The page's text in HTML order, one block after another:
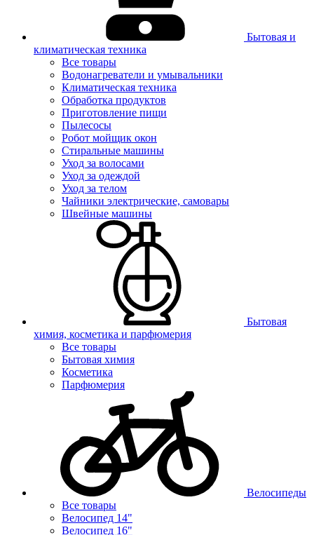
Бытовая и
климатическая техника
Все товары
Водонагреватели и умывальники
Климатическая техника
Обработка продуктов
Приготовление пищи
Пылесосы
Робот мойщик окон
Стиральные машины
Уход за волосами
Уход за одеждой
Уход за телом
Чайники электрические, самовары
Швейные машины
Бытовая
химия, косметика и парфюмерия
Все товары
Бытовая химия
Косметика
Парфюмерия
Велосипеды
Все товары
Велосипед 14"
Велосипед 16"